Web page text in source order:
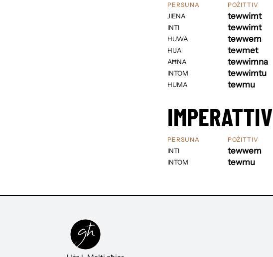
PERSUNA
JIENA
INTI
HUWA
HIJA
AĦNA
INTOM
HUMA
POŻITTIV
tewwimt
tewwimt
tewwem
tewmet
tewwimna
tewwimtu
tewmu
IMPERATTIV
PERSUNA
INTI
INTOM
POŻITTIV
tewwem
tewmu